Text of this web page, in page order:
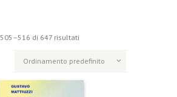
505–516 di 647 risultati